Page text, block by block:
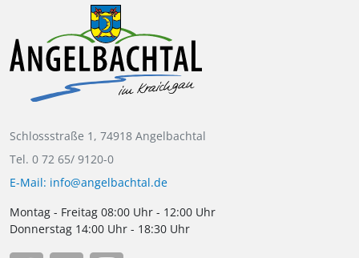
Schlossstraße 1, 74918 Angelbachtal
Tel. 0 72 65/ 9120-0
E-Mail: info@angelbachtal.de
Montag - Freitag 08:00 Uhr - 12:00 Uhr
Donnerstag 14:00 Uhr - 18:30 Uhr